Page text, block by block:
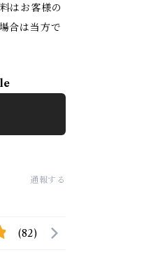
はお客様の
合は当方で
通報する
(82)